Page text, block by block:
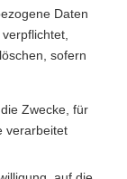
Daten
sofern
Zwecke, für
verarbeitet